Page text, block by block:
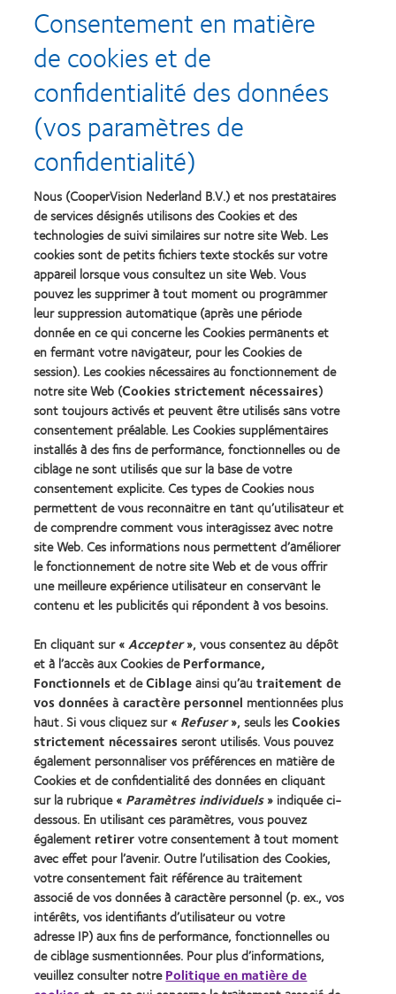
Recompenses
Learn
more
about
Récompense
Silmo
d’Or
du
meilleur
produit
pour
MyDay™
(2013)
Learn
more
about
Contact
Lens
Product
of
the
Year
(2013)
Learn
more
about
2012
&
2010
Best
Companies
for
Leaders
(2012)
Learn
more
about
2011
Best
Factory
Awards
(2011)
Learn
more
about
ODMA
2011
(2011)
Learn
more
about
2012
REBRAND
100®
Global
Award
(2012)
Nos produits
Technologie des lentilles de contact
Trouver un specialiste
Lentilles de contact et vision
Nouveau porteur
Porteur de longue date
À propos de CooperVision
Carrières
Actualites
Contact
Legal
Consentement en matière
de cookies et de
confidentialité des données
(vos paramètres de
confidentialité)
Nous (CooperVision Nederland B.V.) et nos prestataires
de services désignés utilisons des Cookies et des
technologies de suivi similaires sur notre site Web. Les
cookies sont de petits fichiers texte stockés sur votre
appareil lorsque vous consultez un site Web. Vous
pouvez les supprimer à tout moment ou programmer
leur suppression automatique (après une période
donnée en ce qui concerne les Cookies permanents et
en fermant votre navigateur, pour les Cookies de
session). Les cookies nécessaires au fonctionnement de
notre site Web (Cookies strictement nécessaires)
sont toujours activés et peuvent être utilisés sans votre
consentement préalable. Les Cookies supplémentaires
installés à des fins de performance, fonctionnelles ou de
ciblage ne sont utilisés que sur la base de votre
consentement explicite. Ces types de Cookies nous
permettent de vous reconnaitre en tant qu’utilisateur et
de comprendre comment vous interagissez avec notre
site Web. Ces informations nous permettent d’améliorer
le fonctionnement de notre site Web et de vous offrir
une meilleure expérience utilisateur en conservant le
contenu et les publicités qui répondent à vos besoins.
En cliquant sur «Accepter», vous consentez au dépôt
et à l’accès aux Cookies dePerformance,
Fonctionnelset deCiblageainsi qu’autraitement de
vos données à caractère personnel mentionnées plus
haut. Si vous cliquez sur « Refuser», seuls lesCookies
strictement nécessairesseront utilisés. Vous pouvez
également personnaliser vos préférences en matière de
Cookies et de confidentialité des données en cliquant
sur la rubrique « Paramètres individuels» indiquée ci-
dessous. En utilisant ces paramètres, vous pouvez
également retirervotre consentement à tout moment
avec effet pour l’avenir. Outre l’utilisation des Cookies,
votre consentement fait référence au traitement
associé de vos données à caractère personnel (p. ex., vos
intérêts, vos identifiants d’utilisateur ou votre
adresse IP) aux fins de performance, fonctionnelles ou
de ciblage susmentionnées. Pour plus d’informations,
veuillez consulter notrePolitique en matière de